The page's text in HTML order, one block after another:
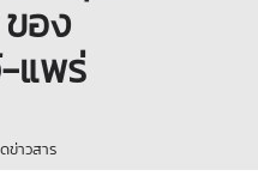
อง
แพร่
ข่าวสาร